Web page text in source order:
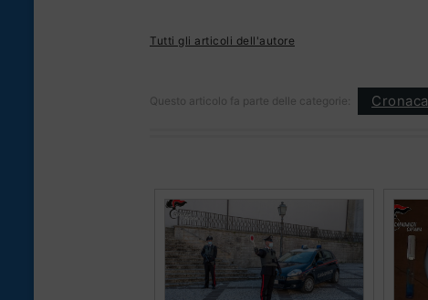
Tutti gli articoli dell'autore
Questo articolo fa parte delle categorie: Cronaca